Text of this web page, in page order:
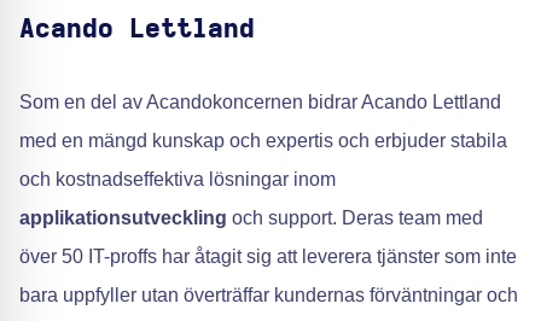
Acando Lettland
Som en del av Acandokoncernen bidrar Acando Lettland
med en mängd kunskap och expertis och erbjuder stabila
och kostnadseffektiva lösningar inom
applikationsutveckling och support. Deras team med
över 50 IT-proffs har åtagit sig att leverera tjänster som inte
bara uppfyller utan överträffar kundernas förväntningar och